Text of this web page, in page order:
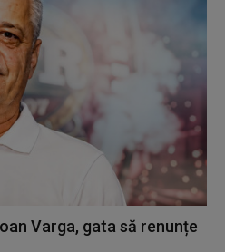
Varga, gata să renunțe